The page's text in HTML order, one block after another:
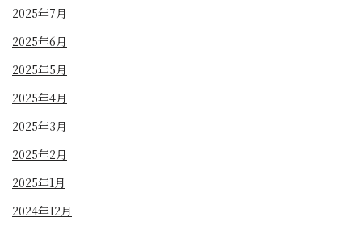
2025年7月
2025年6月
2025年5月
2025年4月
2025年3月
2025年2月
2025年1月
2024年12月